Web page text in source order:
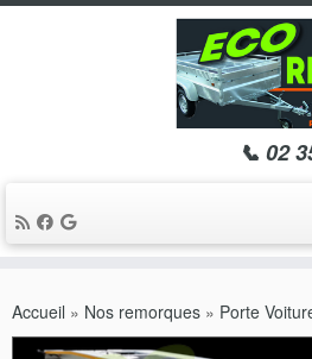
au
contenu
📞 02
Accueil » Nos remorques » Porte